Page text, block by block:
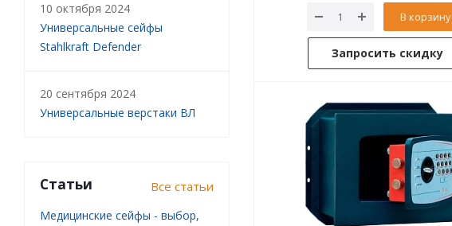
В корзину
Запросить скидку
10 октября 2024
Универсальные сейфы
Stahlkraft Defender
20 сентября 2024
Универсальные верстаки ВЛ
Статьи Все статьи
Медицинские сейфы - выбор,